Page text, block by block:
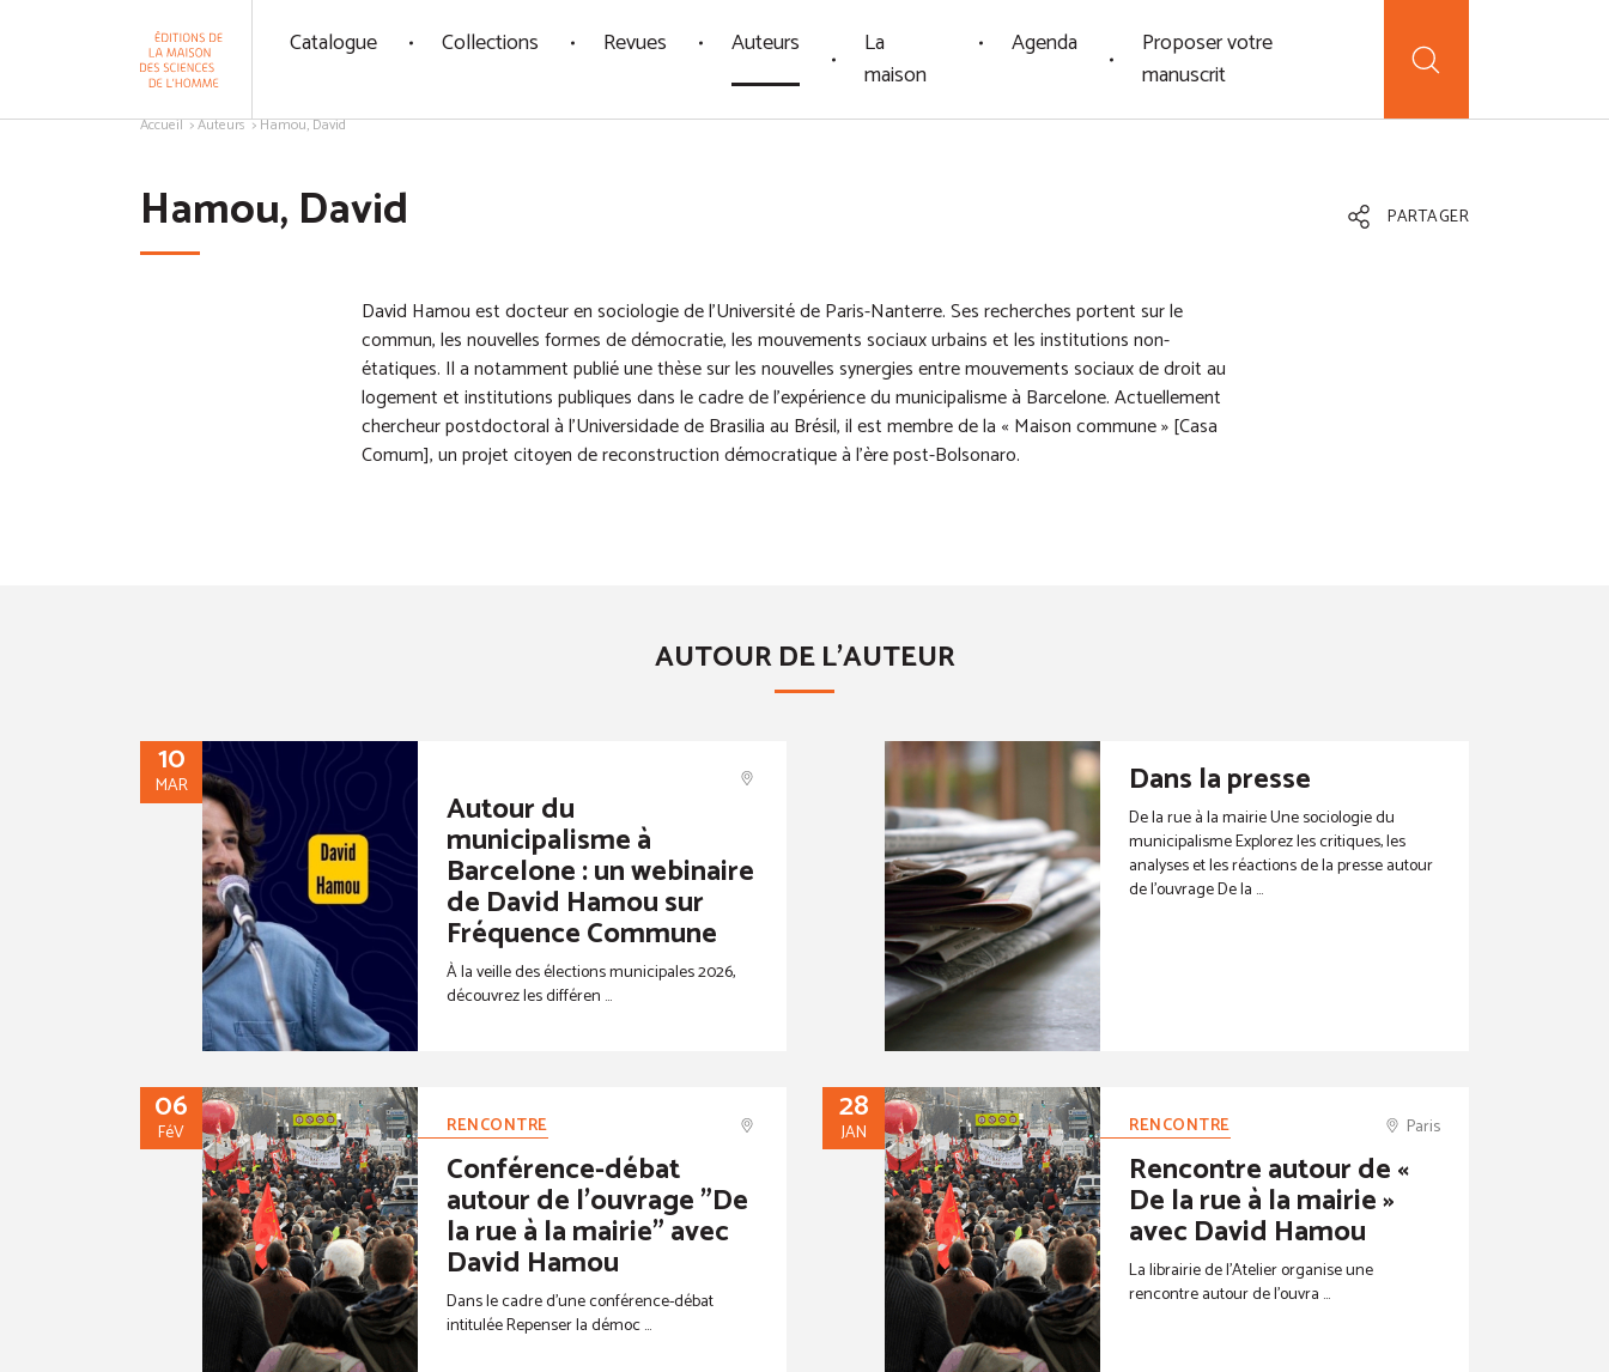
Catalogue Collections Revues Auteurs
La
maison
Agenda
Proposer votre
manuscrit
Accueil Auteurs Hamou, David
Hamou, David
David Hamou est docteur en sociologie de l'Université de Paris-Nanterre. Ses recherches portent sur le
commun, les nouvelles formes de démocratie, les mouvements sociaux urbains et les institutions non-
étatiques. Il a notamment publié une thèse sur les nouvelles synergies entre mouvements sociaux de droit au
logement et institutions publiques dans le cadre de l’expérience du municipalisme à Barcelone. Actuellement
chercheur postdoctoral à l’Universidade de Brasilia au Brésil, il est membre de la « Maison commune » [Casa
Comum], un projet citoyen de reconstruction démocratique à l’ère post-Bolsonaro.
PARTAGER
AUTOUR DE L'AUTEUR
10
MAR
Autour du
municipalisme à
Barcelone : un webinaire
de David Hamou sur
Fréquence Commune
À la veille des élections municipales 2026,
découvrez les différen ...
Dans la presse
De la rue à la mairie Une sociologie du
municipalisme Explorez les critiques, les
analyses et les réactions de la presse autour
de l’ouvrage De la ...
06
FéV RENCONTRE
Conférence-débat
autour de l’ouvrage "De
la rue à la mairie" avec
David Hamou
Dans le cadre d’une conférence-débat
intitulée Repenser la démoc ...
28
JAN RENCONTRE
Rencontre autour de «
De la rue à la mairie »
avec David Hamou
La librairie de l’Atelier organise une
rencontre autour de l’ouvra ...
Paris